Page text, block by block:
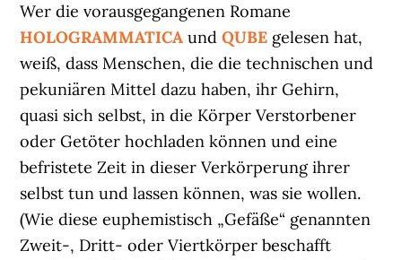
Wer die vorausgegangenen Romane
HOLOGRAMMATICA undQUBE gelesen hat,
weiß, dass Menschen, die die technischen und
pekuniären Mittel dazu haben, ihr Gehirn,
quasi sich selbst, in die Körper Verstorbener
oder Getöter hochladen können und eine
befristete Zeit in dieser Verkörperung ihrer
selbst tun und lassen können, was sie wollen.
(Wie diese euphemistisch „Gefäße“ genannten
Zweit-, Dritt- oder Viertkörper beschafft